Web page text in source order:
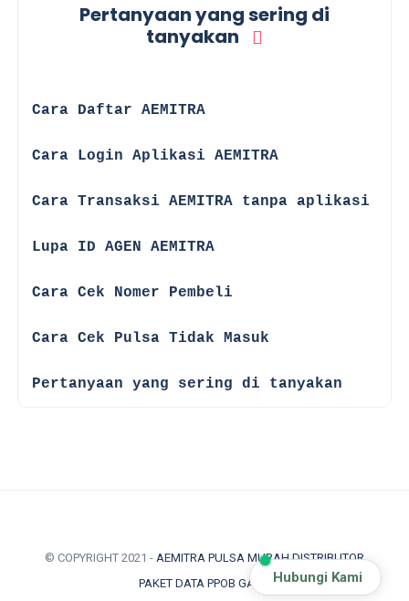
Pertanyaan yang sering di
tanyakan
Cara Daftar AEMITRA
Cara Login Aplikasi AEMITRA
Cara Transaksi AEMITRA tanpa aplikasi
Lupa ID AGEN AEMITRA
Cara Cek Nomer Pembeli
Cara Cek Pulsa Tidak Masuk
Pertanyaan yang sering di tanyakan
© COPYRIGHT 2021 - AEMITRA PULSA MURAH DISTRIBUTOR
PAKET DATA PPOB GAME
Hubungi Kami